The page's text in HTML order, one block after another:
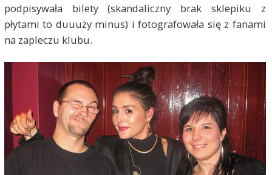
podpisywała bilety (skandaliczny brak sklepiku z
płytami to duuuży minus) i fotografowała się z fanami
na zapleczu klubu.